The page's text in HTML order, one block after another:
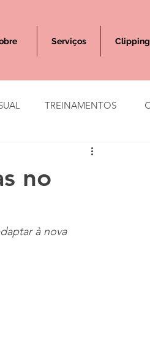
Serviços Clipping
TREINAMENTOS
no
à nova